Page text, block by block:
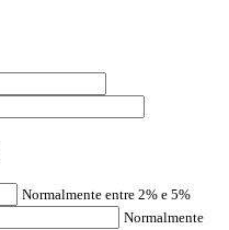
Normalmente entre 2% e 5%
Normalmente